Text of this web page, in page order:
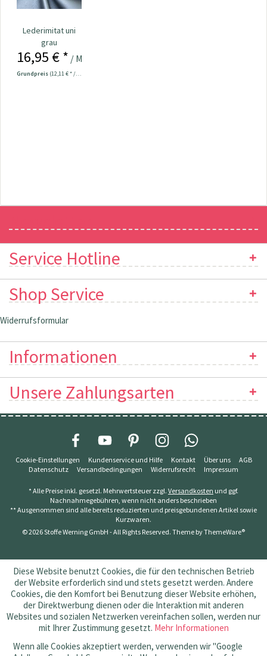
Lederimitat uni
grau
16,95 € * / Meter
Grundpreis (12,11 € * / 1 m²)
Service Hotline
Shop Service
Widerrufsformular
Informationen
Unsere Zahlungsarten
Cookie-Einstellungen Kundenservice und Hilfe Kontakt Über uns
AGB
Datenschutz
Versandbedingungen Widerrufsrecht Impressum
* Alle Preise inkl. gesetzl. Mehrwertsteuer zzgl. Versandkosten und ggf.
Nachnahmegebühren, wenn nicht anders beschrieben
** Ausgenommen sind alle bereits reduzierten und preisgebundenen Artikel sowie
Kurzwaren.
© 2026 Stoffe Werning GmbH - All Rights Reserved. Theme byThemeWare®
Diese Website benutzt Cookies, die für den technischen Betrieb
der Website erforderlich sind und stets gesetzt werden. Andere
Cookies, die den Komfort bei Benutzung dieser Website erhöhen,
der Direktwerbung dienen oder die Interaktion mit anderen
Websites und sozialen Netzwerken vereinfachen sollen, werden nur
mit Ihrer Zustimmung gesetzt. Mehr Informationen
Wenn alle Cookies akzeptiert werden, verwenden wir "Google